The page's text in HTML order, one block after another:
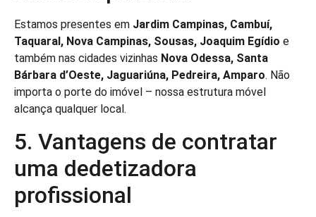
Estamos presentes em Jardim Campinas, Cambuí,
Taquaral, Nova Campinas, Sousas, Joaquim Egídio e
também nas cidades vizinhas Nova Odessa, Santa
Bárbara d’Oeste, Jaguariúna, Pedreira, Amparo. Não
importa o porte do imóvel – nossa estrutura móvel
alcança qualquer local.
5. Vantagens de contratar
uma dedetizadora
profissional